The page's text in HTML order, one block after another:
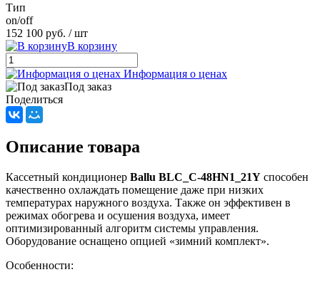
Тип
on/off
152 100 руб. / шт
В корзину
Информация о ценах
Под заказ
Поделиться
Описание товара
Кассетный кондиционер Ballu BLC_C-48HN1_21Y способен
качественно охлаждать помещение даже при низких
температурах наружного воздуха. Также он эффективен в
режимах обогрева и осушения воздуха, имеет
оптимизированный алгоритм системы управления.
Оборудование оснащено опцией «зимний комплект».
Особенности: